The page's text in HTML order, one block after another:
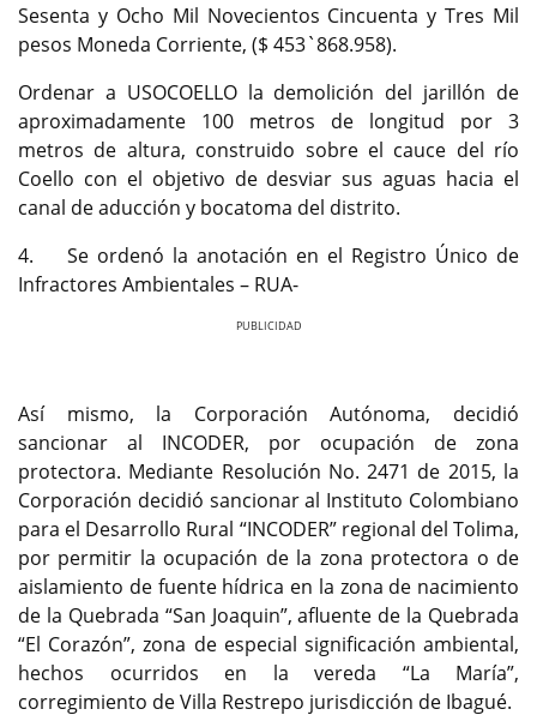
Sesenta y Ocho Mil Novecientos Cincuenta y Tres Mil
pesos Moneda Corriente, ($ 453`868.958).
Ordenar a USOCOELLO la demolición del jarillón de
aproximadamente 100 metros de longitud por 3
metros de altura, construido sobre el cauce del río
Coello con el objetivo de desviar sus aguas hacia el
canal de aducción y bocatoma del distrito.
4. Se ordenó la anotación en el Registro Único de
Infractores Ambientales – RUA-
Así mismo, la Corporación Autónoma, decidió
sancionar al INCODER, por ocupación de zona
protectora. Mediante Resolución No. 2471 de 2015, la
Corporación decidió sancionar al Instituto Colombiano
para el Desarrollo Rural “INCODER” regional del Tolima,
por permitir la ocupación de la zona protectora o de
aislamiento de fuente hídrica en la zona de nacimiento
de la Quebrada “San Joaquin”, afluente de la Quebrada
“El Corazón”, zona de especial significación ambiental,
hechos ocurridos en la vereda “La María”,
corregimiento de Villa Restrepo jurisdicción de Ibagué.